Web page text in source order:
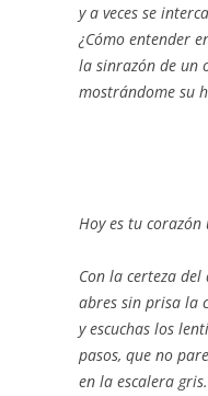
y a veces se
¿Cómo entender
la sinrazón de un
mostrándome su
Hoy es tu
Con la certeza
abres sin prisa la
y escuchas los
pasos, que no
en la escalera gris.